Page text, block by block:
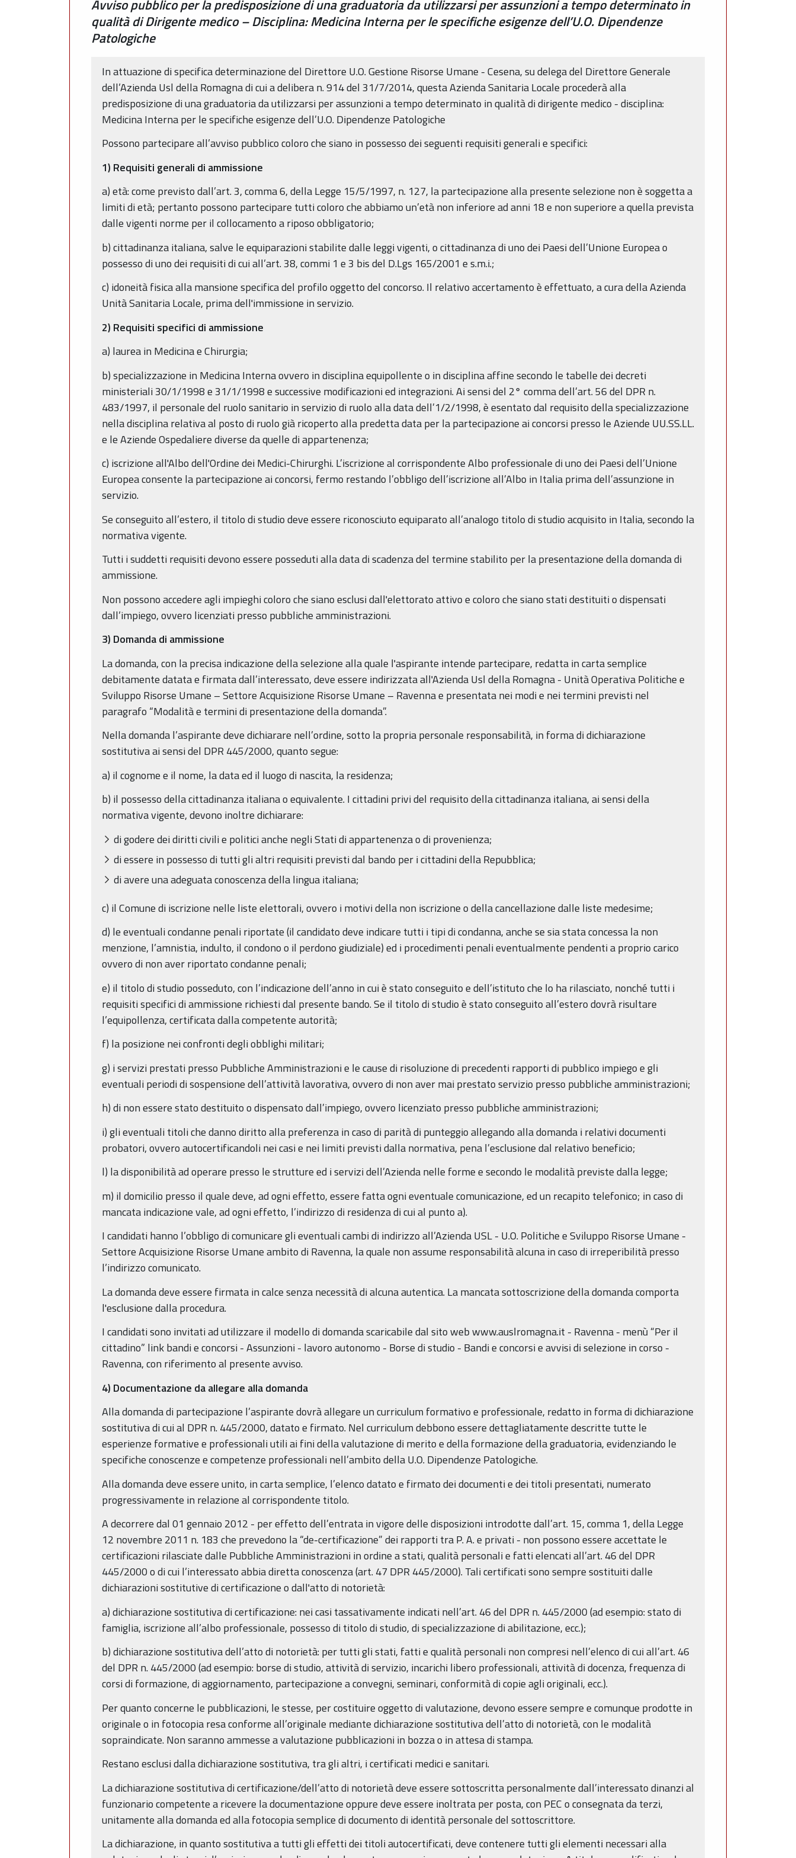
Avviso pubblico per la predisposizione di una graduatoria da utilizzarsi per assunzioni a tempo determinato in
qualità di Dirigente medico – Disciplina: Medicina Interna per le specifiche esigenze dell’U.O. Dipendenze
Patologiche
In attuazione di specifica determinazione del Direttore U.O. Gestione Risorse Umane - Cesena, su delega del Direttore Generale
dell’Azienda Usl della Romagna di cui a delibera n. 914 del 31/7/2014, questa Azienda Sanitaria Locale procederà alla
predisposizione di una graduatoria da utilizzarsi per assunzioni a tempo determinato in qualità di dirigente medico - disciplina:
Medicina Interna per le specifiche esigenze dell’U.O. Dipendenze Patologiche
Possono partecipare all’avviso pubblico coloro che siano in possesso dei seguenti requisiti generali e specifici:
1) Requisiti generali di ammissione
a) età: come previsto dall’art. 3, comma 6, della Legge 15/5/1997, n. 127, la partecipazione alla presente selezione non è soggetta a
limiti di età; pertanto possono partecipare tutti coloro che abbiamo un’età non inferiore ad anni 18 e non superiore a quella prevista
dalle vigenti norme per il collocamento a riposo obbligatorio;
b) cittadinanza italiana, salve le equiparazioni stabilite dalle leggi vigenti, o cittadinanza di uno dei Paesi dell’Unione Europea o
possesso di uno dei requisiti di cui all’art. 38, commi 1 e 3 bis del D.Lgs 165/2001 e s.m.i.;
c) idoneità fisica alla mansione specifica del profilo oggetto del concorso. Il relativo accertamento è effettuato, a cura della Azienda
Unità Sanitaria Locale, prima dell'immissione in servizio.
2) Requisiti specifici di ammissione
a) laurea in Medicina e Chirurgia;
b) specializzazione in Medicina Interna ovvero in disciplina equipollente o in disciplina affine secondo le tabelle dei decreti
ministeriali 30/1/1998 e 31/1/1998 e successive modificazioni ed integrazioni. Ai sensi del 2° comma dell’art. 56 del DPR n.
483/1997, il personale del ruolo sanitario in servizio di ruolo alla data dell’1/2/1998, è esentato dal requisito della specializzazione
nella disciplina relativa al posto di ruolo già ricoperto alla predetta data per la partecipazione ai concorsi presso le Aziende UU.SS.LL.
e le Aziende Ospedaliere diverse da quelle di appartenenza;
c) iscrizione all'Albo dell'Ordine dei Medici-Chirurghi. L’iscrizione al corrispondente Albo professionale di uno dei Paesi dell’Unione
Europea consente la partecipazione ai concorsi, fermo restando l’obbligo dell’iscrizione all’Albo in Italia prima dell’assunzione in
servizio.
Se conseguito all’estero, il titolo di studio deve essere riconosciuto equiparato all’analogo titolo di studio acquisito in Italia, secondo la
normativa vigente.
Tutti i suddetti requisiti devono essere posseduti alla data di scadenza del termine stabilito per la presentazione della domanda di
ammissione.
Non possono accedere agli impieghi coloro che siano esclusi dall'elettorato attivo e coloro che siano stati destituiti o dispensati
dall’impiego, ovvero licenziati presso pubbliche amministrazioni.
3) Domanda di ammissione
La domanda, con la precisa indicazione della selezione alla quale l'aspirante intende partecipare, redatta in carta semplice
debitamente datata e firmata dall’interessato, deve essere indirizzata all'Azienda Usl della Romagna - Unità Operativa Politiche e
Sviluppo Risorse Umane – Settore Acquisizione Risorse Umane – Ravenna e presentata nei modi e nei termini previsti nel
paragrafo “Modalità e termini di presentazione della domanda”.
Nella domanda l’aspirante deve dichiarare nell’ordine, sotto la propria personale responsabilità, in forma di dichiarazione
sostitutiva ai sensi del DPR 445/2000, quanto segue:
a) il cognome e il nome, la data ed il luogo di nascita, la residenza;
b) il possesso della cittadinanza italiana o equivalente. I cittadini privi del requisito della cittadinanza italiana, ai sensi della
normativa vigente, devono inoltre dichiarare:
di godere dei diritti civili e politici anche negli Stati di appartenenza o di provenienza;
di essere in possesso di tutti gli altri requisiti previsti dal bando per i cittadini della Repubblica;
di avere una adeguata conoscenza della lingua italiana;
c) il Comune di iscrizione nelle liste elettorali, ovvero i motivi della non iscrizione o della cancellazione dalle liste medesime;
d) le eventuali condanne penali riportate (il candidato deve indicare tutti i tipi di condanna, anche se sia stata concessa la non
menzione, l’amnistia, indulto, il condono o il perdono giudiziale) ed i procedimenti penali eventualmente pendenti a proprio carico
ovvero di non aver riportato condanne penali;
e) il titolo di studio posseduto, con l’indicazione dell’anno in cui è stato conseguito e dell’istituto che lo ha rilasciato, nonché tutti i
requisiti specifici di ammissione richiesti dal presente bando. Se il titolo di studio è stato conseguito all’estero dovrà risultare
l’equipollenza, certificata dalla competente autorità;
f) la posizione nei confronti degli obblighi militari;
g) i servizi prestati presso Pubbliche Amministrazioni e le cause di risoluzione di precedenti rapporti di pubblico impiego e gli
eventuali periodi di sospensione dell’attività lavorativa, ovvero di non aver mai prestato servizio presso pubbliche amministrazioni;
h) di non essere stato destituito o dispensato dall’impiego, ovvero licenziato presso pubbliche amministrazioni;
i) gli eventuali titoli che danno diritto alla preferenza in caso di parità di punteggio allegando alla domanda i relativi documenti
probatori, ovvero autocertificandoli nei casi e nei limiti previsti dalla normativa, pena l’esclusione dal relativo beneficio;
l) la disponibilità ad operare presso le strutture ed i servizi dell’Azienda nelle forme e secondo le modalità previste dalla legge;
m) il domicilio presso il quale deve, ad ogni effetto, essere fatta ogni eventuale comunicazione, ed un recapito telefonico; in caso di
mancata indicazione vale, ad ogni effetto, l’indirizzo di residenza di cui al punto a).
I candidati hanno l’obbligo di comunicare gli eventuali cambi di indirizzo all’Azienda USL - U.O. Politiche e Sviluppo Risorse Umane -
Settore Acquisizione Risorse Umane ambito di Ravenna, la quale non assume responsabilità alcuna in caso di irreperibilità presso
l’indirizzo comunicato.
La domanda deve essere firmata in calce senza necessità di alcuna autentica. La mancata sottoscrizione della domanda comporta
l'esclusione dalla procedura.
I candidati sono invitati ad utilizzare il modello di domanda scaricabile dal sito web www.auslromagna.it - Ravenna - menù “Per il
cittadino” link bandi e concorsi - Assunzioni - lavoro autonomo - Borse di studio - Bandi e concorsi e avvisi di selezione in corso -
Ravenna, con riferimento al presente avviso.
4) Documentazione da allegare alla domanda
Alla domanda di partecipazione l’aspirante dovrà allegare un curriculum formativo e professionale, redatto in forma di dichiarazione
sostitutiva di cui al DPR n. 445/2000, datato e firmato. Nel curriculum debbono essere dettagliatamente descritte tutte le
esperienze formative e professionali utili ai fini della valutazione di merito e della formazione della graduatoria, evidenziando le
specifiche conoscenze e competenze professionali nell’ambito della U.O. Dipendenze Patologiche.
Alla domanda deve essere unito, in carta semplice, l’elenco datato e firmato dei documenti e dei titoli presentati, numerato
progressivamente in relazione al corrispondente titolo.
A decorrere dal 01 gennaio 2012 - per effetto dell’entrata in vigore delle disposizioni introdotte dall’art. 15, comma 1, della Legge
12 novembre 2011 n. 183 che prevedono la “de-certificazione” dei rapporti tra P. A. e privati - non possono essere accettate le
certificazioni rilasciate dalle Pubbliche Amministrazioni in ordine a stati, qualità personali e fatti elencati all’art. 46 del DPR
445/2000 o di cui l’interessato abbia diretta conoscenza (art. 47 DPR 445/2000). Tali certificati sono sempre sostituiti dalle
dichiarazioni sostitutive di certificazione o dall'atto di notorietà:
a) dichiarazione sostitutiva di certificazione: nei casi tassativamente indicati nell’art. 46 del DPR n. 445/2000 (ad esempio: stato di
famiglia, iscrizione all’albo professionale, possesso di titolo di studio, di specializzazione di abilitazione, ecc.);
b) dichiarazione sostitutiva dell’atto di notorietà: per tutti gli stati, fatti e qualità personali non compresi nell’elenco di cui all’art. 46
del DPR n. 445/2000 (ad esempio: borse di studio, attività di servizio, incarichi libero professionali, attività di docenza, frequenza di
corsi di formazione, di aggiornamento, partecipazione a convegni, seminari, conformità di copie agli originali, ecc.).
Per quanto concerne le pubblicazioni, le stesse, per costituire oggetto di valutazione, devono essere sempre e comunque prodotte in
originale o in fotocopia resa conforme all’originale mediante dichiarazione sostitutiva dell’atto di notorietà, con le modalità
sopraindicate. Non saranno ammesse a valutazione pubblicazioni in bozza o in attesa di stampa.
Restano esclusi dalla dichiarazione sostitutiva, tra gli altri, i certificati medici e sanitari.
La dichiarazione sostitutiva di certificazione/dell’atto di notorietà deve essere sottoscritta personalmente dall’interessato dinanzi al
funzionario competente a ricevere la documentazione oppure deve essere inoltrata per posta, con PEC o consegnata da terzi,
unitamente alla domanda ed alla fotocopia semplice di documento di identità personale del sottoscrittore.
La dichiarazione, in quanto sostitutiva a tutti gli effetti dei titoli autocertificati, deve contenere tutti gli elementi necessari alla